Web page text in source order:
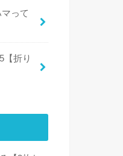
って
【折り